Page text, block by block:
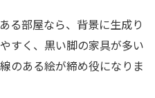
る部屋なら、背景に生成り
すく、黒い脚の家具が多い
のある絵が締め役になりま